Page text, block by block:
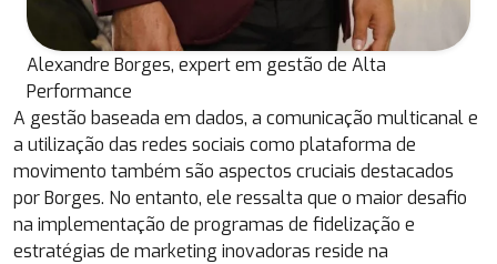
Alexandre Borges, expert em gestão de Alta
Performance
A gestão baseada em dados, a comunicação multicanal e
a utilização das redes sociais como plataforma de
movimento também são aspectos cruciais destacados
por Borges. No entanto, ele ressalta que o maior desafio
na implementação de programas de fidelização e
estratégias de marketing inovadoras reside na